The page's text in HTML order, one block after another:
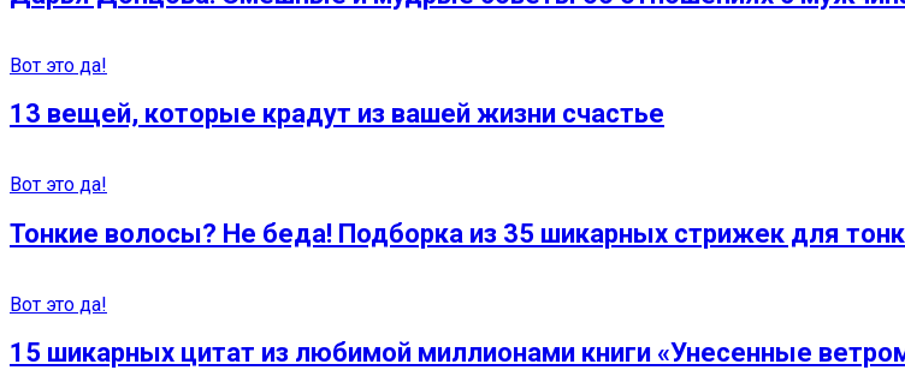
Вот это да!
13 вещей, которые крадут из вашей жизни счастье
Вот это да!
Тонкие волосы? Не беда! Подборка из 35 шикарных стрижек для
Вот это да!
15 шикарных цитат из любимой миллионами книги «Унесенные